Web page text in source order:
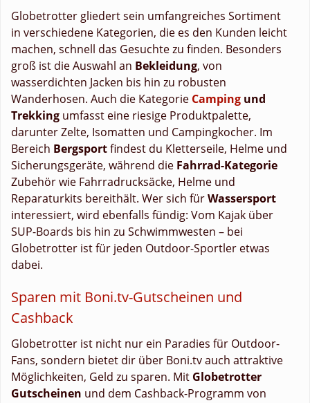
Globetrotter gliedert sein umfangreiches Sortiment
in verschiedene Kategorien, die es den Kunden leicht
machen, schnell das Gesuchte zu finden. Besonders
groß ist die Auswahl an Bekleidung, von
wasserdichten Jacken bis hin zu robusten
Wanderhosen. Auch die Kategorie Camping und
Trekking umfasst eine riesige Produktpalette,
darunter Zelte, Isomatten und Campingkocher. Im
Bereich Bergsportfindest du Kletterseile, Helme und
Sicherungsgeräte, während die Fahrrad-Kategorie
Zubehör wie Fahrradrucksäcke, Helme und
Reparaturkits bereithält. Wer sich fürWassersport
interessiert, wird ebenfalls fündig: Vom Kajak über
SUP-Boards bis hin zu Schwimmwesten – bei
Globetrotter ist für jeden Outdoor-Sportler etwas
dabei.
Sparen mit Boni.tv-Gutscheinen und
Cashback
Globetrotter ist nicht nur ein Paradies für Outdoor-
Fans, sondern bietet dir über Boni.tv auch attraktive
Möglichkeiten, Geld zu sparen. Mit Globetrotter
Gutscheinen und dem Cashback-Programm von